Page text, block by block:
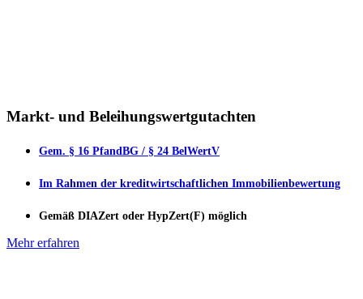
Markt- und Beleihungswertgutachten
Gem. § 16 PfandBG / § 24 BelWertV
Im Rahmen der kreditwirtschaftlichen Immobilienbewertung
Gemäß DIAZert oder HypZert(F) möglich
Mehr erfahren